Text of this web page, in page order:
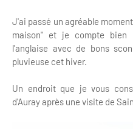
J'ai passé un agréable
maison" et je compte bien
l'anglaise avec de bons
pluvieuse cet hiver.
Un endroit que je vous
d'Auray après une visite de